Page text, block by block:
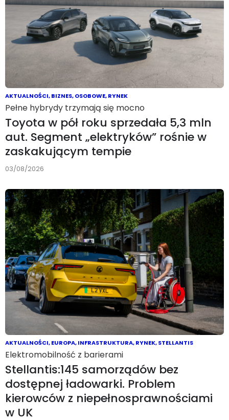
AKTUALNOŚCI,BIZNES,OSOBOWE,RYNEK
Pełne hybrydy trzymają się mocno
Toyota w pół roku sprzedała 5,3 mln
aut. Segment „elektryków” rośnie w
zaskakującym tempie
03/08/2026
AKTUALNOŚCI,EUROPA,INFRASTRUKTURA,RYNEK,STELLANTIS
Elektromobilność z barierami
Stellantis:145 samorządów bez
dostępnej ładowarki. Problem
kierowców z niepełnosprawnościami
w UK